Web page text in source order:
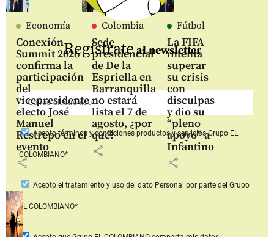
Economía
Conexión
Summit 2026
confirma la
participación
del
vicepresidente
electo José
Manuel
Restrepo en el
evento
share
Colombia
Sede
presidencial
de De la
Espriella en
Barranquilla
no estará
lista el 7 de
agosto, ¿por
qué?
share
Fútbol
La FIFA
intenta
superar
su crisis
con
disculpas
y dio su
“pleno
apoyo” a
Infantino
share
Regístrateal newsletter
Aceptotérminos y condiciones productos y serviciosGrupo EL
COLOMBIANO*
Acepto el tratamiento y uso del dato Personal por parte del Grupo
EL COLOMBIANO*